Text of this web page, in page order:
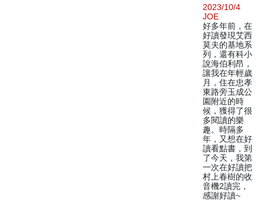
2023/10/4
JOE
好多年前，在
好讀發現艾西
莫夫的基地系
列，還有科小
說海伯利昂，
讓我在年輕歲
月，住在忠孝
東路旁玉成公
園附近的時
候，獲得了很
多閱讀的樂
趣。時隔多
年，又想在好
讀看點書，到
了今天，我第
一次在好讀把
村上春樹的收
音機2讀完，
感謝好讀~